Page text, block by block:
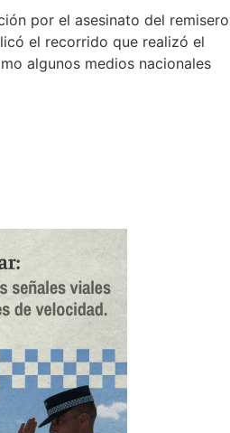
por el asesinato del remisero
el recorrido que realizó el
algunos medios nacionales